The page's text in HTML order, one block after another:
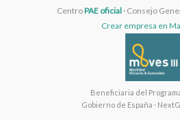
CentroPAE oficial · Consejo
Crear empresa en
Beneficiaria del
Gobierno de España ·